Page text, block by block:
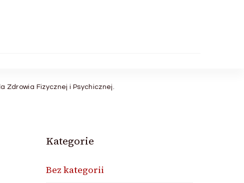
Zdrowia Fizycznej i Psychicznej.
Kategorie
Bez kategorii